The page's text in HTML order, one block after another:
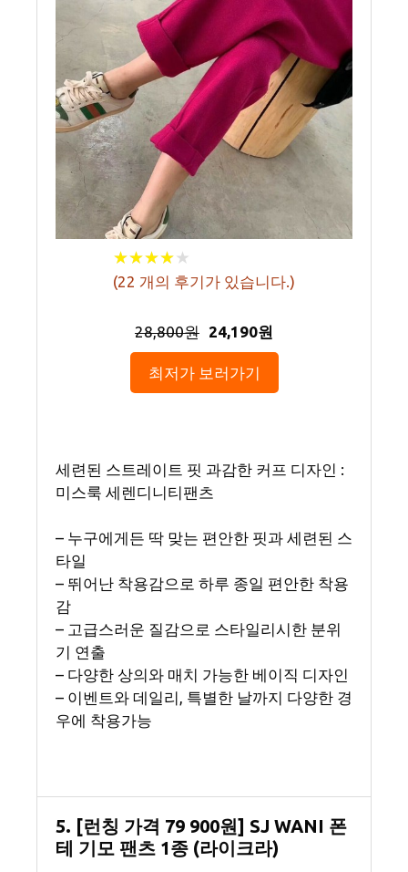
★★★★★
★★★★★
(22 개의 후기가 있습니다.)
28,800원 24,190원
최저가 보러가기
세련된 스트레이트 핏 과감한 커프 디자인 :
미스룩 세렌디니티팬츠
– 누구에게든 딱 맞는 편안한 핏과 세련된 스
타일
– 뛰어난 착용감으로 하루 종일 편안한 착용
감
– 고급스러운 질감으로 스타일리시한 분위
기 연출
– 다양한 상의와 매치 가능한 베이직 디자인
– 이벤트와 데일리, 특별한 날까지 다양한 경
우에 착용가능
5. [런칭 가격 79 900원] SJ WANI 폰
테 기모 팬츠 1종 (라이크라)